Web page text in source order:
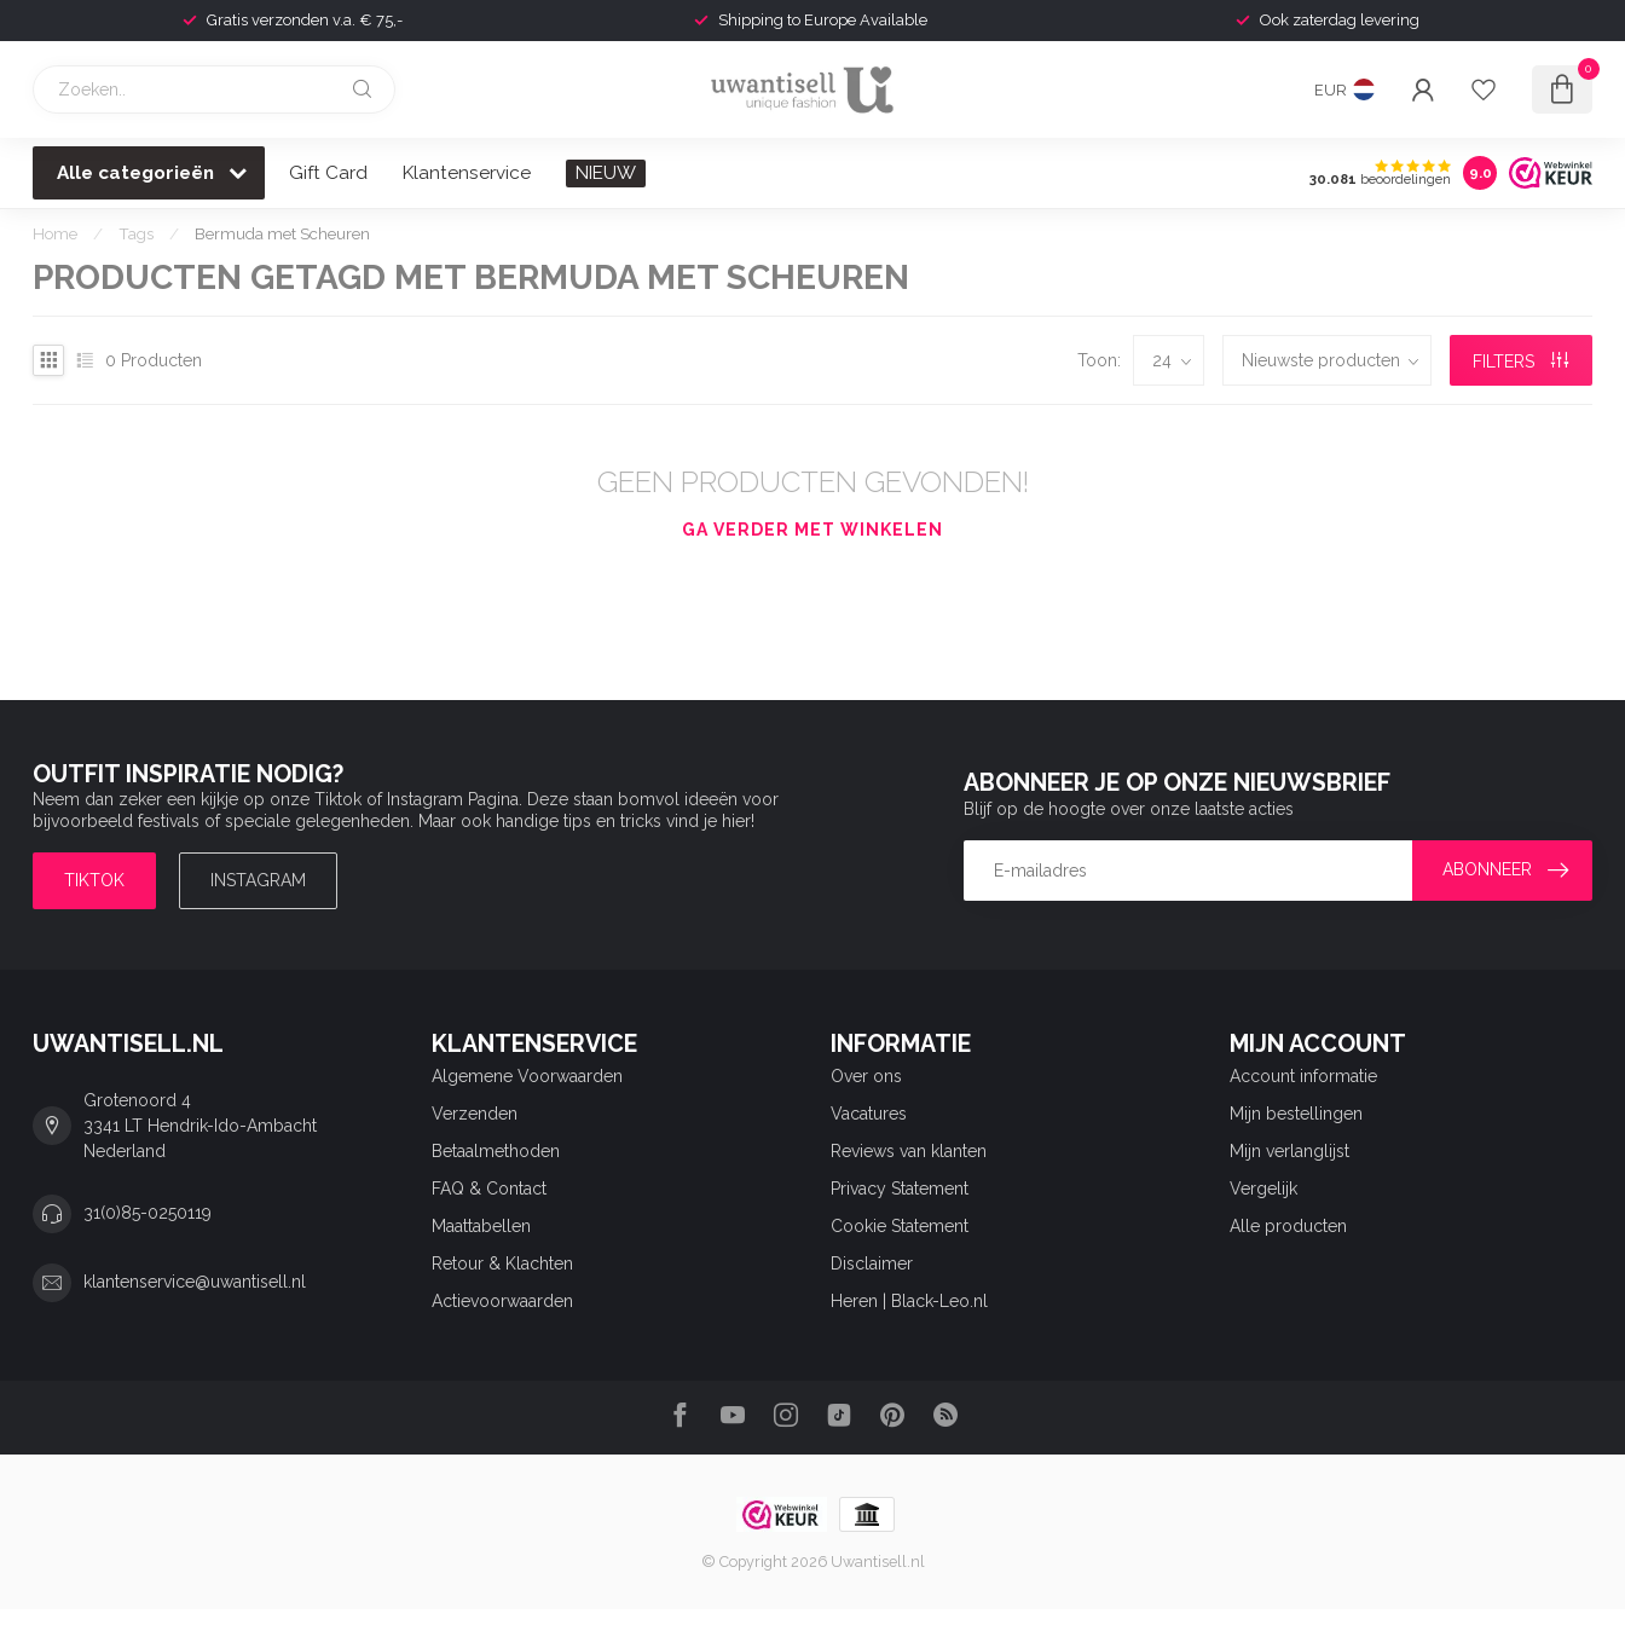
Gratis verzonden v.a. € 75,- Shipping to Europe Available Ook zaterdag levering
EUR
0
Alle categorieën Gift Card Klantenservice NIEUW 30.081 beoordelingen 9.0
Home / Tags / Bermuda met Scheuren
PRODUCTEN GETAGD MET BERMUDA MET SCHEUREN
0 Producten Toon: FILTERS
GEEN PRODUCTEN GEVONDEN!
GA VERDER MET WINKELEN
OUTFIT INSPIRATIE NODIG?
Neem dan zeker een kijkje op onze Tiktok of Instagram Pagina. Deze staan bomvol ideeën voor
bijvoorbeeld festivals of speciale gelegenheden. Maar ook handige tips en tricks vind je hier!
TIKTOK INSTAGRAM
ABONNEER JE OP ONZE NIEUWSBRIEF
Blijf op de hoogte over onze laatste acties
ABONNEER
UWANTISELL.NL
Grotenoord 4
3341 LT Hendrik-Ido-Ambacht
Nederland
31(0)85-0250119
klantenservice@uwantisell.nl
KLANTENSERVICE
Algemene Voorwaarden
Verzenden
Betaalmethoden
FAQ & Contact
Maattabellen
Retour & Klachten
Actievoorwaarden
INFORMATIE
Over ons
Vacatures
Reviews van klanten
Privacy Statement
Cookie Statement
Disclaimer
Heren | Black-Leo.nl
MIJN ACCOUNT
Account informatie
Mijn bestellingen
Mijn verlanglijst
Vergelijk
Alle producten
© Copyright 2026 Uwantisell.nl